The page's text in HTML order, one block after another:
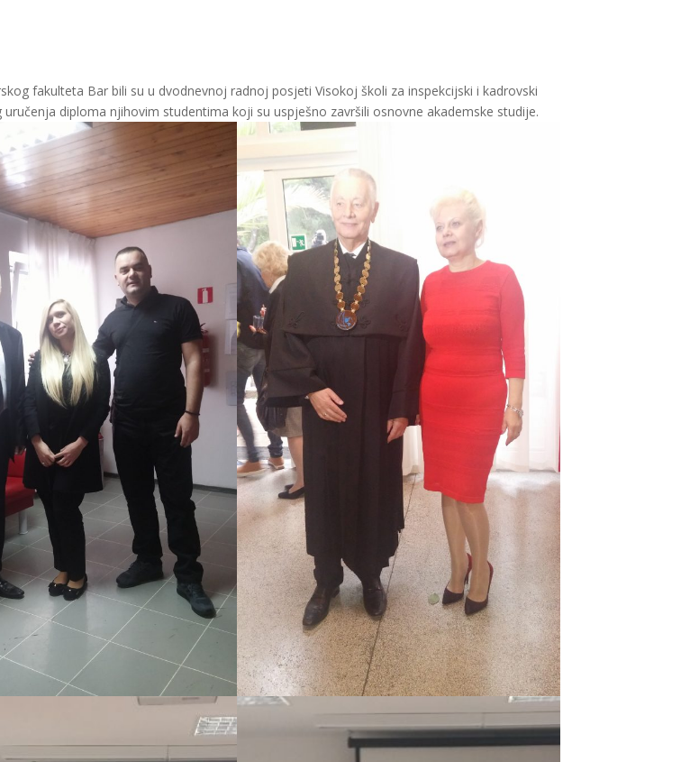
fakulteta Bar bili su u dvodnevnoj radnoj posjeti Visokoj školi za inspekcijski i kadrovski
diploma njihovim studentima koji su uspješno završili osnovne akademske studije.